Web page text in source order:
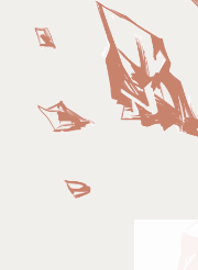
Final
Fantasy
Ring